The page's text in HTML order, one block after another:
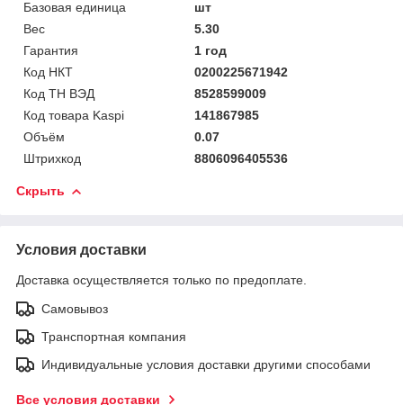
Базовая единица
шт
Вес
5.30
Гарантия
1 год
Код НКТ
0200225671942
Код ТН ВЭД
8528599009
Код товара Kaspi
141867985
Объём
0.07
Штрихкод
8806096405536
Скрыть
Условия доставки
Доставка осуществляется только по предоплате.
Самовывоз
Транспортная компания
Индивидуальные условия доставки другими способами
Все условия доставки